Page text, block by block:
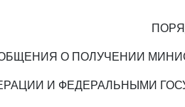
О ПОЛУЧЕНИИ
И ФЕДЕРАЛЬНЫМИ